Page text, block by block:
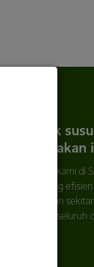
Produk
Peternak kami di
yang paling
peternakan
karbon di seluruh